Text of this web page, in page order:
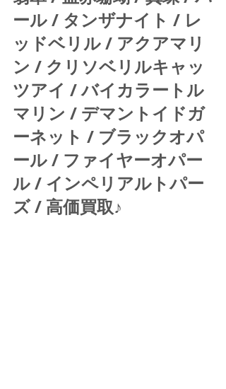
ール / タンザナイト / レ
ッドベリル / アクアマリ
ン / クリソベリルキャッ
ツアイ / バイカラートル
マリン / デマントイドガ
ーネット / ブラックオパ
ール / ファイヤーオパー
ル / インペリアルトパー
ズ / 高価買取♪